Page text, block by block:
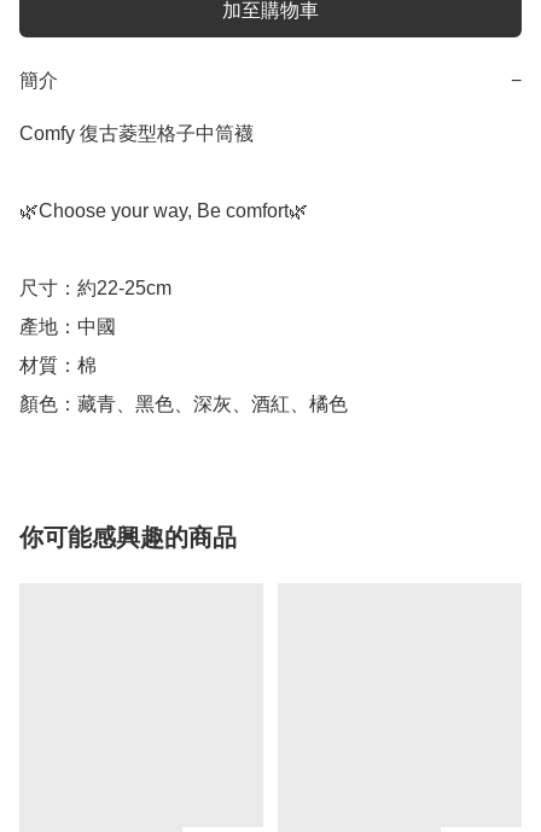
加至購物車
簡介 −
Comfy 復古菱型格子中筒襪
🌿Choose your way, Be comfort🌿
尺寸：約22-25cm
產地：中國
材質：棉
顏色：藏青、黑色、深灰、酒紅、橘色
你可能感興趣的商品